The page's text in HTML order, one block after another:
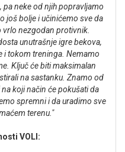
neke od njih popravljamo
još bolje i učinićemo sve da
nezgodan protivnik.
unutrašnje igre bekova,
i tokom treninga. Nemamo
Ključ će biti maksimalan
na sastanku. Znamo od
koji način će pokušati da
spremni i da uradimo sve
terenu."
VOLI: